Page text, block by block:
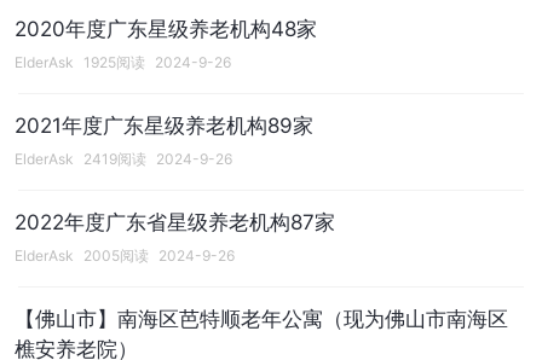
2020年度广东星级养老机构48家
ElderAsk 1925阅读 2024-9-26
2021年度广东星级养老机构89家
ElderAsk 2419阅读 2024-9-26
2022年度广东省星级养老机构87家
ElderAsk 2005阅读 2024-9-26
【佛山市】南海区芭特顺老年公寓（现为佛山市南海区
樵安养老院）